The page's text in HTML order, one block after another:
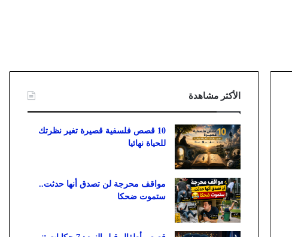
الأكثر مشاهدة
10 قصص فلسفية قصيرة تغير نظرتك
للحياة نهائيا
مواقف محرجة لن تصدق أنها حدثت..
ستموت ضحكا